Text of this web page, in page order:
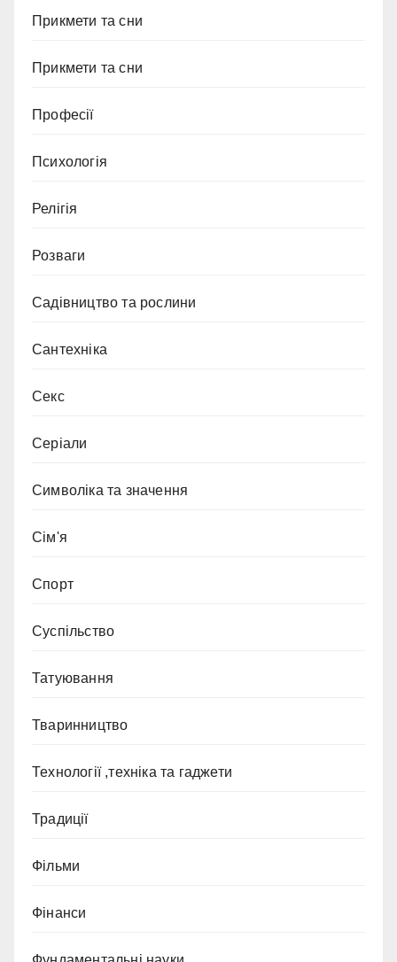
Прикмети та сни
Прикмети та сни
Професії
Психологія
Релігія
Розваги
Садівництво та рослини
Сантехніка
Секс
Серіали
Символіка та значення
Сім'я
Спорт
Суспільство
Татуювання
Тваринництво
Технології ,техніка та гаджети
Традиції
Фільми
Фінанси